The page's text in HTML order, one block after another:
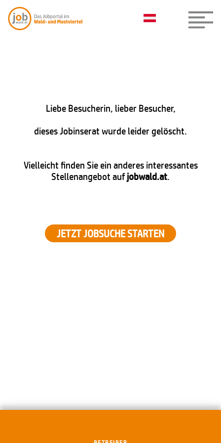
Liebe Besucherin, lieber Besucher,
dieses Jobinserat wurde leider gelöscht.
Vielleicht finden Sie ein anderes interessantes
Stellenangebot aufjobwald.at.
JETZT JOBSUCHE STARTEN